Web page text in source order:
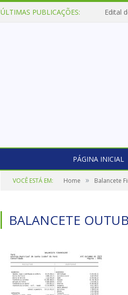
ÚLTIMAS PUBLICAÇÕES: Edital
PÁGINA INICIAL
VOCÊ ESTÁ EM: Home » Balancete
BALANCETE